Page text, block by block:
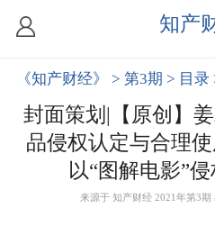
知产
《知产财经》 > 第3期 > 目录
封面策划|【原创】
品侵权认定与合理
以“图解电影”
来源于 知产财经 2021年第3期